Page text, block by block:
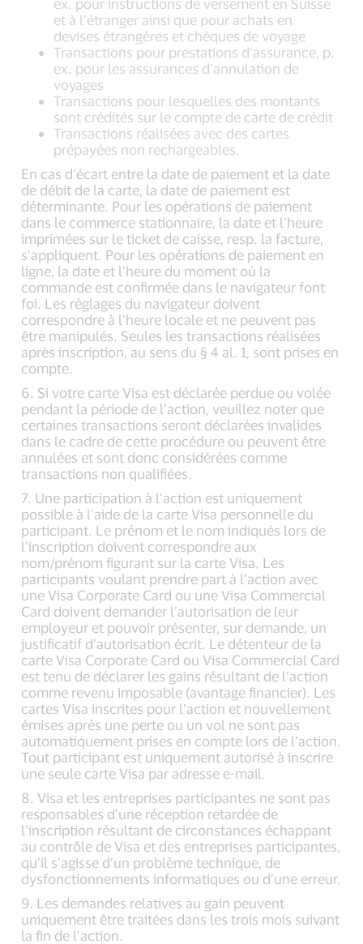
ex. pour instructions de versement en Suisse
et à l’étranger ainsi que pour achats en
devises étrangères et chèques de voyage
Transactions pour prestations d’assurance, p.
ex. pour les assurances d’annulation de
voyages
Transactions pour lesquelles des montants
sont crédités sur le compte de carte de crédit
Transactions réalisées avec des cartes
prépayées non rechargeables.
En cas d’écart entre la date de paiement et la date
de débit de la carte, la date de paiement est
déterminante. Pour les opérations de paiement
dans le commerce stationnaire, la date et l’heure
imprimées sur le ticket de caisse, resp. la facture,
s’appliquent. Pour les opérations de paiement en
ligne, la date et l’heure du moment où la
commande est confirmée dans le navigateur font
foi. Les réglages du navigateur doivent
correspondre à l’heure locale et ne peuvent pas
être manipulés. Seules les transactions réalisées
après inscription, au sens du § 4 al. 1, sont prises en
compte.
6. Si votre carte Visa est déclarée perdue ou volée
pendant la période de l’action, veuillez noter que
certaines transactions seront déclarées invalides
dans le cadre de cette procédure ou peuvent être
annulées et sont donc considérées comme
transactions non qualifiées.
7. Une participation à l’action est uniquement
possible à l’aide de la carte Visa personnelle du
participant. Le prénom et le nom indiqués lors de
l’inscription doivent correspondre aux
nom/prénom figurant sur la carte Visa. Les
participants voulant prendre part à l’action avec
une Visa Corporate Card ou une Visa Commercial
Card doivent demander l’autorisation de leur
employeur et pouvoir présenter, sur demande, un
justificatif d’autorisation écrit. Le détenteur de la
carte Visa Corporate Card ou Visa Commercial Card
est tenu de déclarer les gains résultant de l’action
comme revenu imposable (avantage financier). Les
cartes Visa inscrites pour l’action et nouvellement
émises après une perte ou un vol ne sont pas
automatiquement prises en compte lors de l’action.
Tout participant est uniquement autorisé à inscrire
une seule carte Visa par adresse e-mail.
8. Visa et les entreprises participantes ne sont pas
responsables d’une réception retardée de
l’inscription résultant de circonstances échappant
au contrôle de Visa et des entreprises participantes,
qu’il s’agisse d’un problème technique, de
dysfonctionnements informatiques ou d’une erreur.
9. Les demandes relatives au gain peuvent
uniquement être traitées dans les trois mois suivant
la fin de l’action.